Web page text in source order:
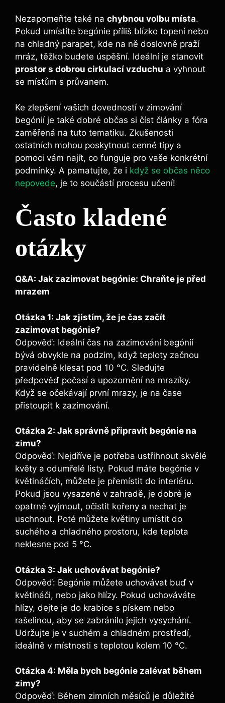
Nezapomeňte také na chybnou volbu místa.
Pokud umístíte begónie příliš blízko topení nebo
na chladný parapet, kde na ně doslovně praží
mráz, těžko budete úspěšní. Ideální je stanovit
prostor s dobrou cirkulací vzduchu a vyhnout
se místům s průvanem.
Ke zlepšení vašich dovedností v zimování
begónií je také dobré občas si číst články a fóra
zaměřená na tuto tematiku. Zkušenosti
ostatních mohou poskytnout cenné tipy a
pomoci vám najít, co funguje pro vaše konkrétní
podmínky. A pamatujte, že i když se občas něco
nepovede, je to součástí procesu učení!
Často kladené
otázky
Q&A: Jak zazimovat begónie: Chraňte je před
mrazem
Otázka 1: Jak zjistím, že je čas začít
zazimovat begónie?
Odpověď: Ideální čas na zazimování begónií
bývá obvykle na podzim, když teploty začnou
pravidelně klesat pod 10 °C. Sledujte
předpověď počasí a upozornění na mrazíky.
Když se očekávají první mrazy, je na čase
přistoupit k zazimování.
Otázka 2: Jak správně připravit begónie na
zimu?
Odpověď: Nejdříve je potřeba ustřihnout skvělé
květy a odumřelé listy. Pokud máte begónie v
květináčích, můžete je přemístit do interiéru.
Pokud jsou vysazené v zahradě, je dobré je
opatrně vyjmout, očistit kořeny a nechat je
uschnout. Poté můžete květiny umístit do
suchého a chladného prostoru, kde teplota
neklesne pod 5 °C.
Otázka 3: Jak uchovávat begónie?
Odpověď: Begónie můžete uchovávat buď v
květináči, nebo jako hlízy. Pokud uchováváte
hlízy, dejte je do krabice s pískem nebo
rašelinou, aby se zabránilo jejich vysychání.
Udržujte je v suchém a chladném prostředí,
ideálně v místnosti s teplotou kolem 10 °C.
Otázka 4: Měla bych begónie zalévat během
zimy?
Odpověď: Během zimních měsíců je důležité